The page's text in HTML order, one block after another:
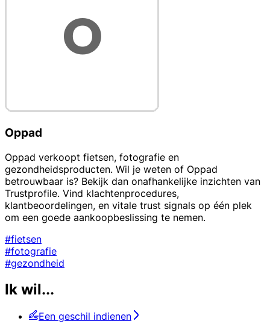
Oppad
Oppad verkoopt fietsen, fotografie en
gezondheidsproducten. Wil je weten of Oppad
betrouwbaar is? Bekijk dan onafhankelijke inzichten van
Trustprofile. Vind klachtenprocedures,
klantbeoordelingen, en vitale trust signals op één plek
om een goede aankoopbeslissing te nemen.
#fietsen
#fotografie
#gezondheid
Ik wil...
Een geschil indienen